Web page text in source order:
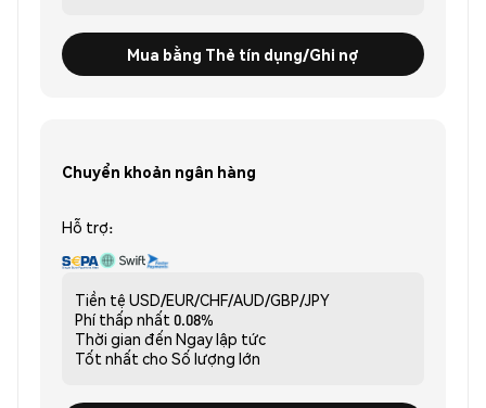
Mua bằng Thẻ tín dụng/Ghi nợ
Chuyển khoản ngân hàng
Hỗ trợ:
Tiền tệ USD/EUR/CHF/AUD/GBP/JPY
Phí thấp nhất 0.08%
Thời gian đến Ngay lập tức
Tốt nhất cho Số lượng lớn